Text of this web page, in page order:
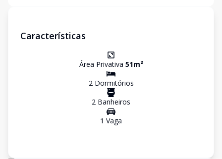
Características
Área Privativa 51m²
2Dormitórios
2 Banheiros
1 Vaga